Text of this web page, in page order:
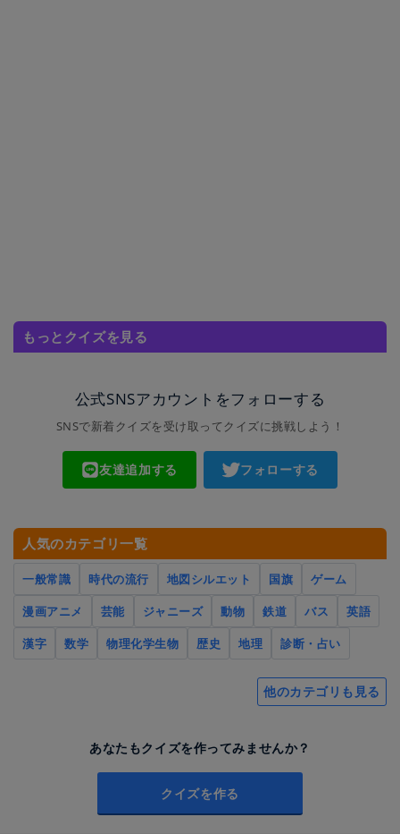
もっとクイズを見る
公式SNSアカウントをフォローする
SNSで新着クイズを受け取ってクイズに挑戦しよう！
友達追加する フォローする
人気のカテゴリ一覧
一般常識 時代の流行 地図シルエット 国旗
ゲーム
漫画アニメ
芸能 ジャニーズ 動物 鉄道 バス
英語
漢字
数学 物理化学生物 歴史 地理 診断・占い
他のカテゴリも見る
あなたもクイズを作ってみませんか？
クイズを作る